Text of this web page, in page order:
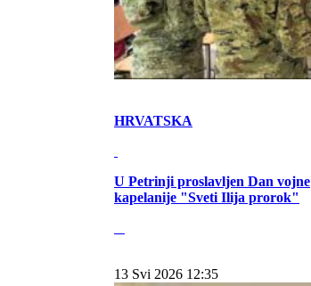
HRVATSKA
U Petrinji proslavljen Dan vojne
kapelanije "Sveti Ilija prorok"
13 Svi 2026 12:35